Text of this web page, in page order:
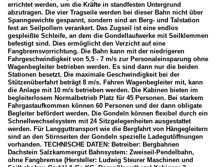
errichtet werden, um die Kräfte in standfesten Untergrund
abzutragen. Die vier Tragseile werden bei dieser Bahn nicht über
Spanngewichte gespannt, sondern sind an Berg- und Talstation
fest an Seilpollern verankert. Das Zugseil ist eine endlos
gespleißte Schleife, an dem die Gondellaufwerke mit Seilklemmen
befestigt sind. Dies ermöglicht den Verzicht auf eine
Fangbremsvorrichtung. Die Bahn kann mit der niedrigeren
Fahrgeschwindigkeit von 5,5 - 7 m/s zur Personaleinsparung ohne
Wagenbegleiter betrieben werden. Es sind dann nur die beiden
Stationen besetzt. Die maximale Geschwindigkeit bei der
Stützenüberfahrt beträgt 8 m/s. Fahren Wagenbegleiter mit, kann
die Anlage mit 10 m/s betrieben werden. Die Kabinen bieten im
begleiterlosem Normalbetrieb Platz für 45 Personen. Bei starkem
Fahrgastaufkommen können 60 Personen und der dann obligate
Begleiter befördert werden. Die Gondeln können flexibel durch ein
Schnellwechselsystem mit 24 Sitzgelegenheiten ausgestattet
werden. Für Langguttransport wie die Bergfahrt von Hängegleitern
sind an den Stirnseiten der Gondeln spezielle Ladegutöffnungen
vorhanden. TECHNISCHE DATEN: Betreiber: Bergbahnen
Dachstein Salzkammergut Bahnsystem: Zweiseil-Pendelbahn,
ohne Fangbremse (Hersteller: Ludwig Steurer Maschinen und